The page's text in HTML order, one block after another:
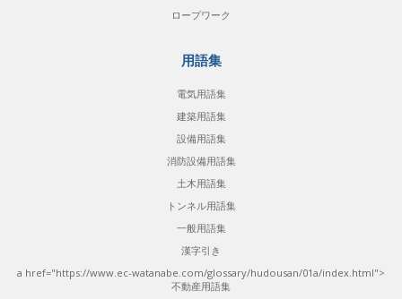
ロープワーク
用語集
電気用語集
建築用語集
設備用語集
消防設備用語集
土木用語集
トンネル用語集
一般用語集
漢字引き
a href="https://www.ec-watanabe.com/glossary/hudousan/01a/index.html">
不動産用語集